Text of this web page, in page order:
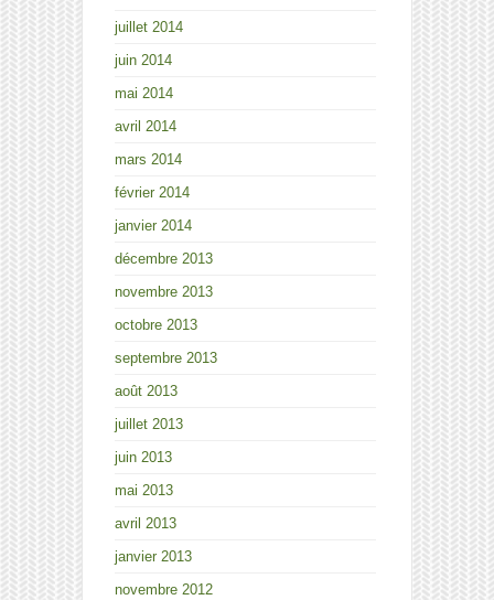
juillet 2014
juin 2014
mai 2014
avril 2014
mars 2014
février 2014
janvier 2014
décembre 2013
novembre 2013
octobre 2013
septembre 2013
août 2013
juillet 2013
juin 2013
mai 2013
avril 2013
janvier 2013
novembre 2012